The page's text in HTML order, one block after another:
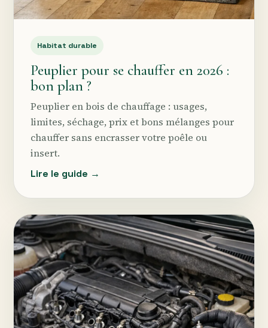
Habitat durable
Peuplier pour se chauffer en 2026 :
bon plan ?
Peuplier en bois de chauffage : usages,
limites, séchage, prix et bons mélanges pour
chauffer sans encrasser votre poêle ou
insert.
Lire le guide →